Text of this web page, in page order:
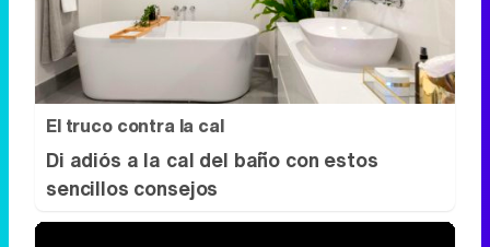
El truco contra la cal
Di adiós a la cal del baño con estos
sencillos consejos